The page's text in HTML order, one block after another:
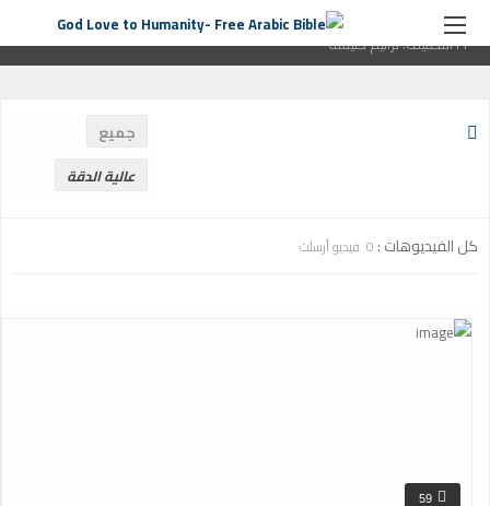
الصفحة الرئيسية ترانيم كنيسة التصنيف:ترانيم كنيسةصفحة
11التصنيف:
ترانيم كنيسة
جميع
عالية الدقة
كل الفيديوهات : 0 فيديو أرسلت
59